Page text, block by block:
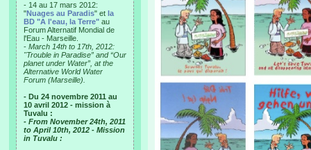
- 14 au 17 mars 2012:
"Nuages au Paradis" et la
BD "A l'eau, la Terre" au
Forum Alternatif Mondial de
l'Eau - Marseille.
- March 14th to 17th, 2012:
"Trouble in Paradise” and “Our
planet under Water”, at the
Alternative World Water
Forum (Marseille).
- Du 24 novembre 2011 au
10 avril 2012 - mission à
Tuvalu :
- From November 24th, 2011
to April 10th, 2012 - Mission
in Tuvalu :